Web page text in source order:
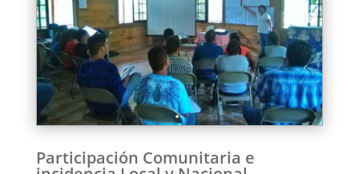
Participación Comunitaria e